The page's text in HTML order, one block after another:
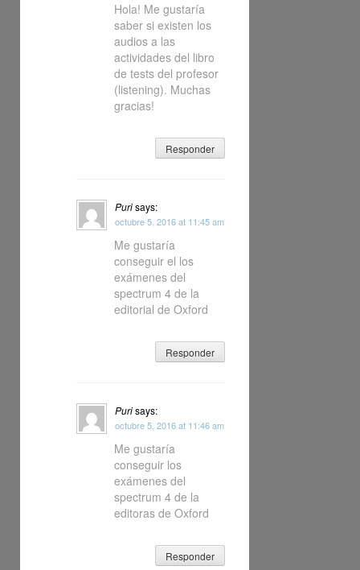
Hola! Me gustaría
saber si existen los
audios a las
actividades del libro
de tests del profesor
(listening). Muchas
gracias!
Responder
Purisays:
octubre 5, 2016 at 11:45 am
Me gustaría
conseguir el los
exámenes del
spectrum 4 de la
editorial de Oxford
Responder
Purisays:
octubre 5, 2016 at 11:46 am
Me gustaría
conseguir los
exámenes del
spectrum 4 de la
editoras de Oxford
Responder